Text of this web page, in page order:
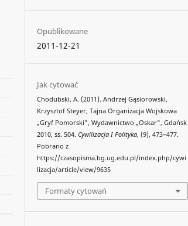
Opublikowane
2011-12-21
Jak cytować
Chodubski, A. (2011). Andrzej Gąsiorowski,
Krzysztof Steyer, Tajna Organizacja Wojskowa
„Gryf Pomorski", Wydawnictwo „Oskar", Gdańsk
2010, ss. 504.Cywilizacja I Polityka, (9), 473–477.
Pobrano z
https://czasopisma.bg.ug.edu.pl/index.php/cywi
lizacja/article/view/9635
Formaty cytowań